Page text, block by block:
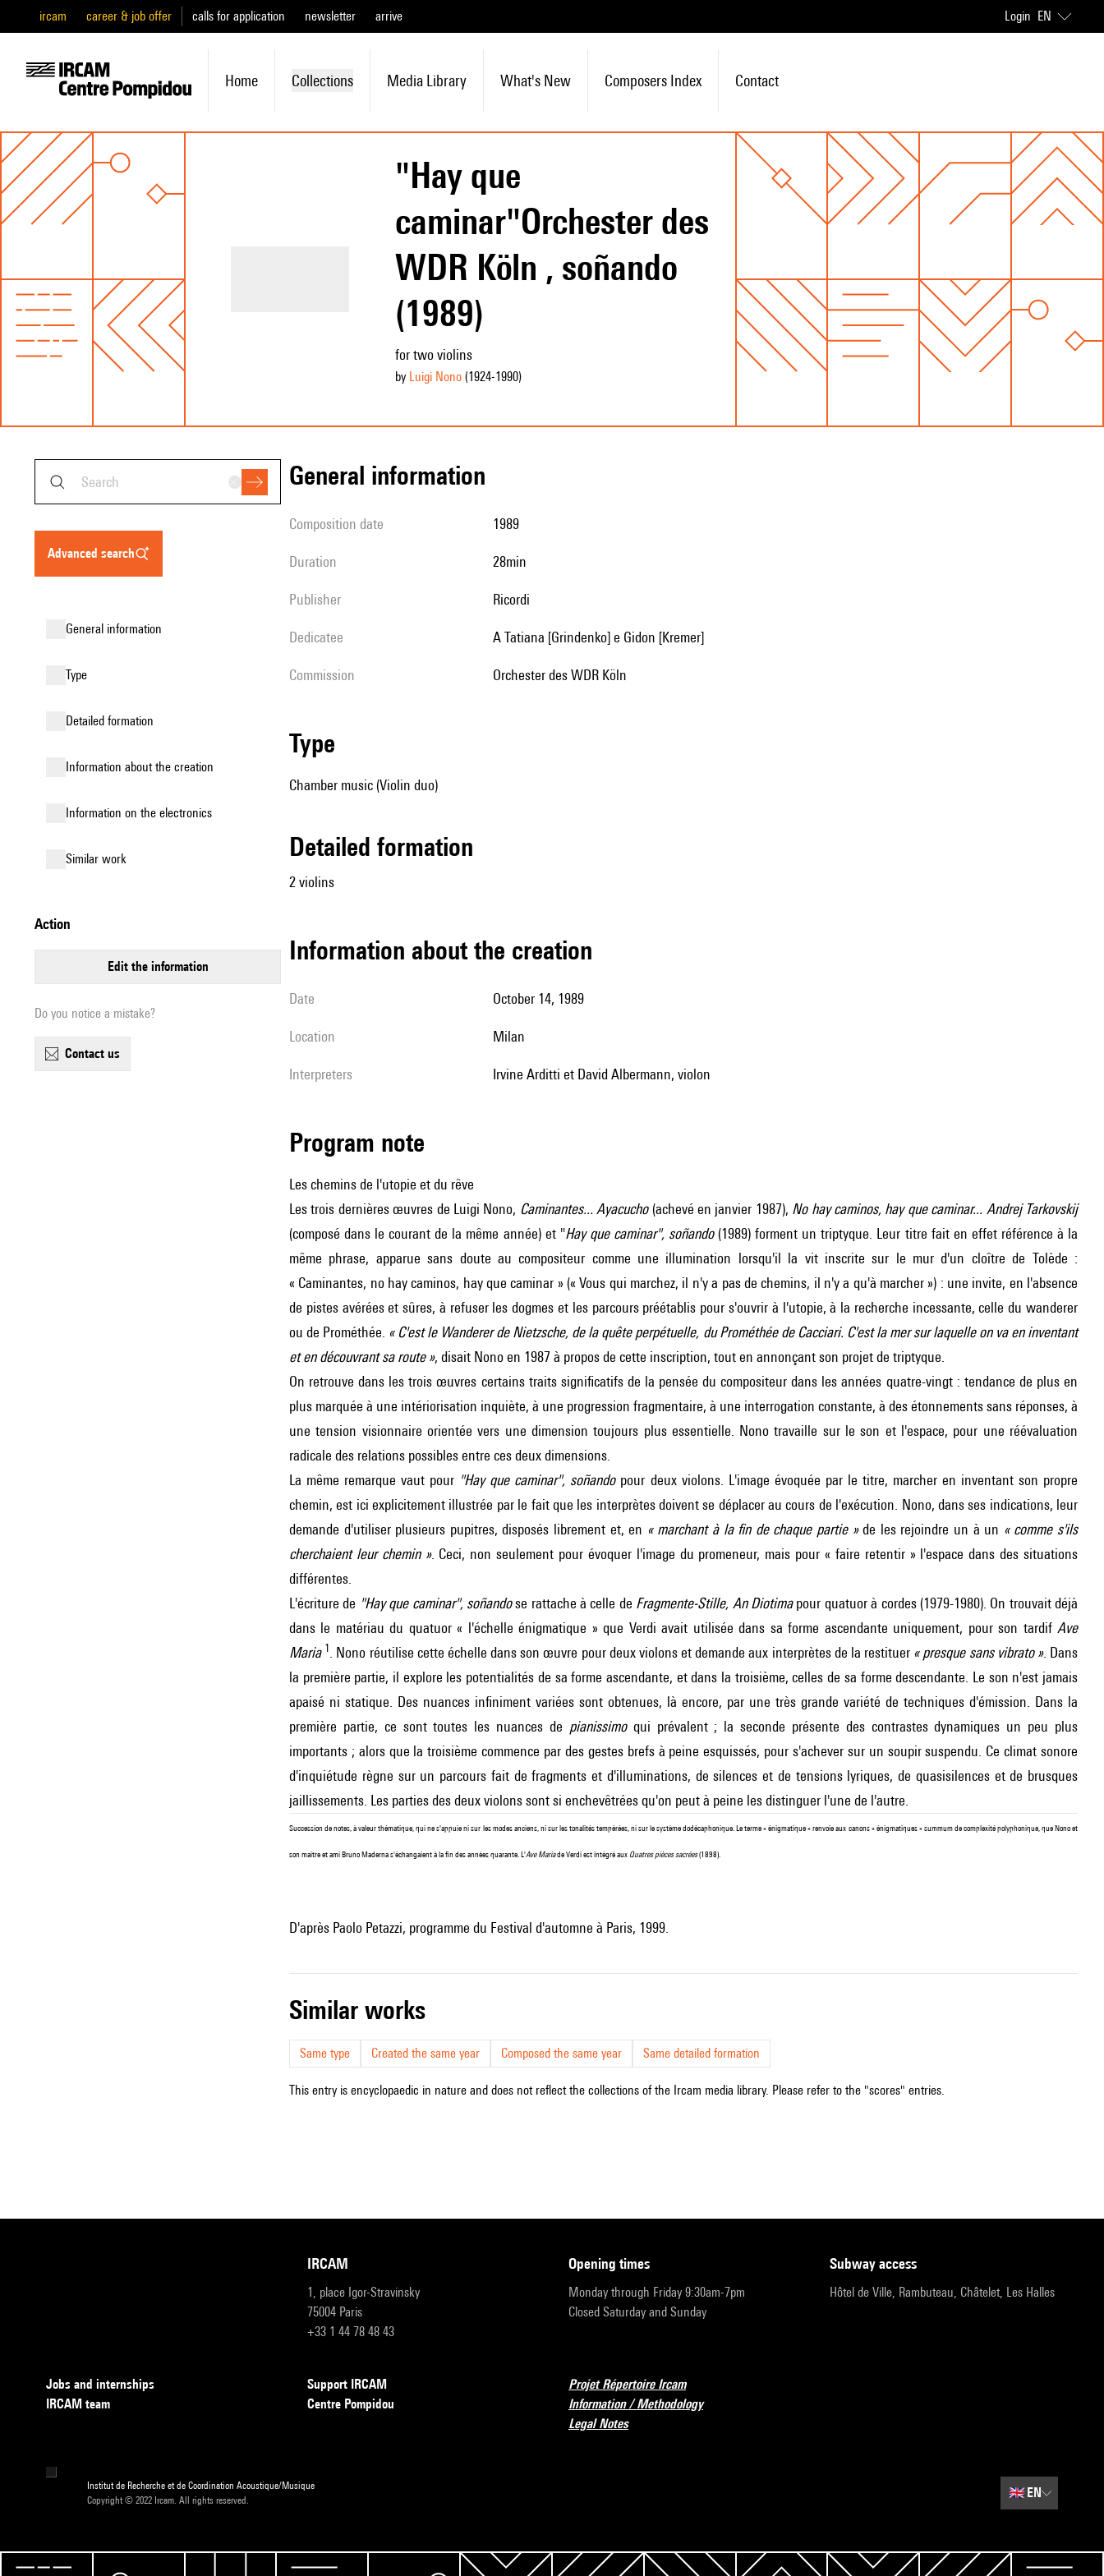
ircam career & job offer calls for application newsletter arrive Login EN
Home Collections Media Library What's New Composers Index Contact
"Hay que
caminar"Orchester des
WDR Köln , soñando
(1989)
for two violins
by Luigi Nono(1924-1990)
advanced search
general information
type
detailed formation
information about the creation
Information on the electronics
similar work
action
edit the information
Do you notice a mistake?
contact us
general information
composition date 1989
duration 28min
publisher Ricordi
Dedicatee a Tatiana [Grindenko] e Gidon [Kremer]
Commission Orchester des WDR Köln
type
Chamber music (Violin duo)
detailed formation
2 violins
information about the creation
date October 14, 1989
location Milan
interpreters Irvine Arditti et David Albermann, violon
Program note
Les chemins de l'utopie et du rêve
Les trois dernières œuvres de Luigi Nono, Caminantes... Ayacucho(achevé en janvier 1987), No hay caminos, hay que caminar... Andrej Tarkovskij
(composé dans le courant de la même année) et "Hay que caminar", soñando(1989) forment un triptyque. Leur titre fait en effet référence à la
même phrase, apparue sans doute au compositeur comme une illumination lorsqu'il la vit inscrite sur le mur d'un cloître de Tolède :
« Caminantes, no hay caminos, hay que caminar » (« Vous qui marchez, il n'y a pas de chemins, il n'y a qu'à marcher ») : une invite, en l'absence
de pistes avérées et sûres, à refuser les dogmes et les parcours préétablis pour s'ouvrir à l'utopie, à la recherche incessante, celle du wanderer
ou de Prométhée. « C'est le Wanderer de Nietzsche, de la quête perpétuelle, du Prométhée de Cacciari. C'est la mer sur laquelle on va en inventant
et en découvrant sa route », disait Nono en 1987 à propos de cette inscription, tout en annonçant son projet de triptyque.
On retrouve dans les trois œuvres certains traits significatifs de la pensée du compositeur dans les années quatre-vingt : tendance de plus en
plus marquée à une intériorisation inquiète, à une progression fragmentaire, à une interrogation constante, à des étonnements sans réponses, à
une tension visionnaire orientée vers une dimension toujours plus essentielle. Nono travaille sur le son et l'espace, pour une réévaluation
radicale des relations possibles entre ces deux dimensions.
La même remarque vaut pour "Hay que caminar", soñandopour deux violons. L'image évoquée par le titre, marcher en inventant son propre
chemin, est ici explicitement illustrée par le fait que les interprètes doivent se déplacer au cours de l'exécution. Nono, dans ses indications, leur
demande d'utiliser plusieurs pupitres, disposés librement et, en « marchant à la fin de chaque partie »de les rejoindre un à un « comme s'ils
cherchaient leur chemin ». Ceci, non seulement pour évoquer l'image du promeneur, mais pour « faire retentir » l'espace dans des situations
différentes.
L'écriture de "Hay que caminar", soñandose rattache à celle de Fragmente-Stille, An Diotimapour quatuor à cordes (1979-1980). On trouvait déjà
dans le matériau du quatuor « l'échelle énigmatique » que Verdi avait utilisée dans sa forme ascendante uniquement, pour son tardif Ave
Maria 1 . Nono réutilise cette échelle dans son œuvre pour deux violons et demande aux interprètes de la restituer « presque sans vibrato ». Dans
la première partie, il explore les potentialités de sa forme ascendante, et dans la troisième, celles de sa forme descendante. Le son n'est jamais
apaisé ni statique. Des nuances infiniment variées sont obtenues, là encore, par une très grande variété de techniques d'émission. Dans la
première partie, ce sont toutes les nuances de pianissimoqui prévalent ; la seconde présente des contrastes dynamiques un peu plus
importants ; alors que la troisième commence par des gestes brefs à peine esquissés, pour s'achever sur un soupir suspendu. Ce climat sonore
d'inquiétude règne sur un parcours fait de fragments et d'illuminations, de silences et de tensions lyriques, de quasisilences et de brusques
jaillissements. Les parties des deux violons sont si enchevêtrées qu'on peut à peine les distinguer l'une de l'autre.
Succession de notes, à valeur thématique, qui ne s'appuie ni sur les modes anciens, ni sur les tonalités tempérées, ni sur le système dodécaphonique. Le terme « énigmatique » renvoie aux canons « énigmatiques » summum de complexité polyphonique, que Nono et
son maître et ami Bruno Maderna s'échangaient à la fin des années quarante. L'Ave Mariade Verdi est intégré aux Quatres pièces sacrées(1898).
D'après Paolo Petazzi, programme du Festival d'automne à Paris, 1999.
similar works
Same type Created the same year Composed the same year Same detailed formation
This entry is encyclopaedic in nature and does not reflect the collections of the Ircam media library. Please refer to the "scores" entries.
IRCAM
1, place Igor-Stravinsky
75004 Paris
+33 1 44 78 48 43
opening times
Monday through Friday 9:30am-7pm
Closed Saturday and Sunday
subway access
Hôtel de Ville, Rambuteau, Châtelet, Les Halles
Jobs and internships
IRCAM team
Support IRCAM
Centre Pompidou
Projet Répertoire Ircam
Information / Methodology
Legal Notes
Institut de Recherche et de Coordination Acoustique/Musique
Copyright © 2022 Ircam. All rights reserved.
🇬🇧EN